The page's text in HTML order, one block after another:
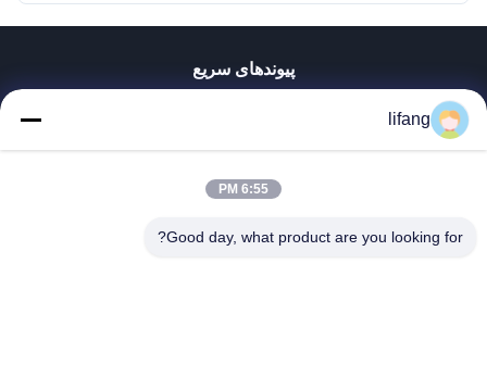
پیوندهای سریع
کارخانه تور
تماس با ما
lifang
6:55 PM
Good day, what product are you looking for?